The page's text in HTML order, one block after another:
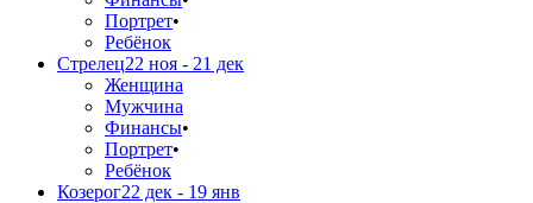
Портрет•
Ребёнок
Стрелец22 ноя - 21 дек
Женщина
Мужчина
Финансы•
Портрет•
Ребёнок
Козерог22 дек - 19 янв